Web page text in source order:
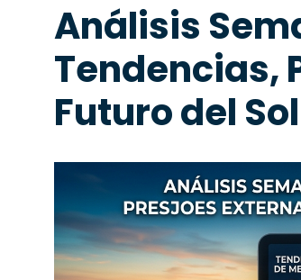
Análisis
Tendencias,
Futuro del